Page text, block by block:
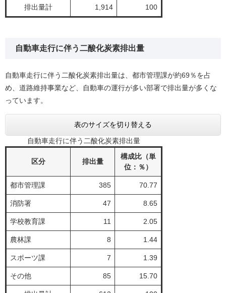
排出量計 1,914 100
自動車走行に伴う二酸化炭素排出量
自動車走行に伴う二酸化炭素排出量は、都市管理課が約69％を占
め、道路維持事業など、自動車の運行が多い部署で排出量が多くな
っています。
表のサイズを切り替える
自動車走行に伴う二酸化炭素排出量
区分 排出量
構成比（単
位：％）
都市管理課 385 70.77
消防署 47 8.65
学校教育課 11 2.05
農林課 8 1.44
スポーツ課 7 1.39
その他 85 15.70